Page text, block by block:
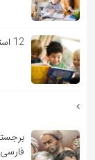
12 استراتژی برای ایجاد انگیزه در کودک برای یادگیری
فارسی